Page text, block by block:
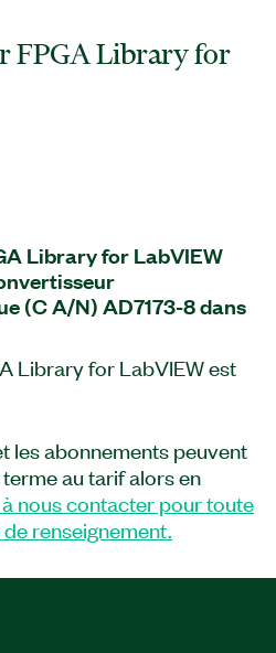
FPGA Library for
Library for LabVIEW
(C A/N) AD7173-8 dans
Library for LabVIEW est
vous aide à
LabVIEW
logiciel fournit
pour la configuration, le
données. De plus, les
8 Driver FPGA
en charge toutes
les abonnements peuvent
au tarif alors en
nous contacter pour toute
renseignement.